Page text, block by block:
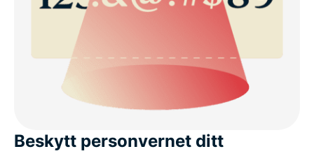
Beskytt personvernet ditt